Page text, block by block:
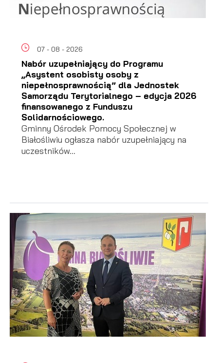
07 - 08 - 2026
Nabór uzupełniający do Programu
„Asystent osobisty osoby z
niepełnosprawnością” dla Jednostek
Samorządu Terytorialnego – edycja 2026
finansowanego z Funduszu
Solidarnościowego.
Gminny Ośrodek Pomocy Społecznej w
Białośliwiu ogłasza nabór uzupełniający na
uczestników...